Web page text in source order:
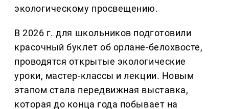
экологическому просвещению.
В 2026 г. для школьников подготовили
красочный буклет об орлане-белохвосте,
проводятся открытые экологические
уроки, мастер-классы и лекции. Новым
этапом стала передвижная выставка,
которая до конца года побывает на